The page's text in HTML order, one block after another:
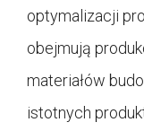
optymalizacji
obejmują
materiałów
istotnych